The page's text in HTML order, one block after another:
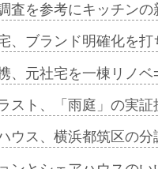
査を参考にキッチン
、ブランド明確化を
、元社宅を一棟リノ
スト、「雨庭」の実
ウス、横浜都筑区の